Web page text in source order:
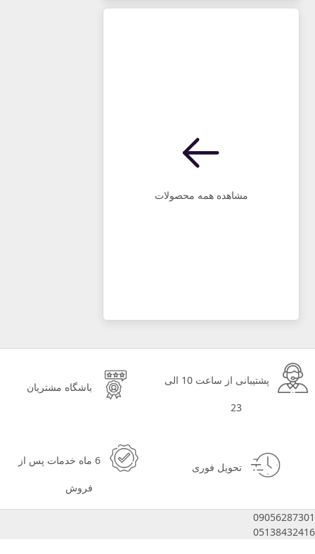
مشاهده همه محصولات
پشتیبانی از ساعت 10 الی
23
باشگاه مشتریان
تحویل فوری
6 ماه خدمات پس از
فروش
09056287301
05138432416